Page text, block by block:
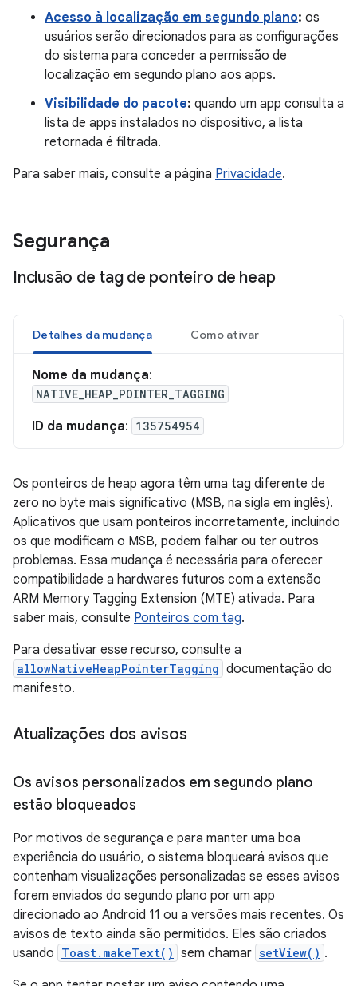
Acesso à localização em segundo plano: os
usuários serão direcionados para as configurações
do sistema para conceder a permissão de
localização em segundo plano aos apps.
Visibilidade do pacote: quando um app consulta a
lista de apps instalados no dispositivo, a lista
retornada é filtrada.
Para saber mais, consulte a página Privacidade.
Segurança
Inclusão de tag de ponteiro de heap
Detalhes da mudança Como ativar
Nome da mudança:
NATIVE_HEAP_POINTER_TAGGING
ID da mudança: 135754954
Os ponteiros de heap agora têm uma tag diferente de
zero no byte mais significativo (MSB, na sigla em inglês).
Aplicativos que usam ponteiros incorretamente, incluindo
os que modificam o MSB, podem falhar ou ter outros
problemas. Essa mudança é necessária para oferecer
compatibilidade a hardwares futuros com a extensão
ARM Memory Tagging Extension (MTE) ativada. Para
saber mais, consulte Ponteiros com tag.
Para desativar esse recurso, consulte a
allowNativeHeapPointerTagging documentação do
manifesto.
Atualizações dos avisos
Os avisos personalizados em segundo plano
estão bloqueados
Por motivos de segurança e para manter uma boa
experiência do usuário, o sistema bloqueará avisos que
contenham visualizações personalizadas se esses avisos
forem enviados do segundo plano por um app
direcionado ao Android 11 ou a versões mais recentes. Os
avisos de texto ainda são permitidos. Eles são criados
usando Toast.makeText() sem chamar setView() .